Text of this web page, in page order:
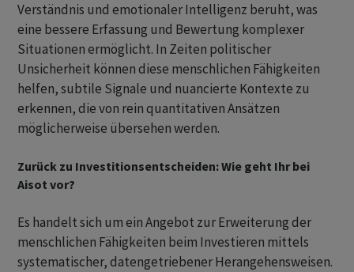
Verständnis und emotionaler Intelligenz beruht, was
eine bessere Erfassung und Bewertung komplexer
Situationen ermöglicht. In Zeiten politischer
Unsicherheit können diese menschlichen Fähigkeiten
helfen, subtile Signale und nuancierte Kontexte zu
erkennen, die von rein quantitativen Ansätzen
möglicherweise übersehen werden.
Zurück zu Investitionsentscheiden: Wie geht Ihr bei
Aisot vor?
Es handelt sich um ein Angebot zur Erweiterung der
menschlichen Fähigkeiten beim Investieren mittels
systematischer, datengetriebener Herangehensweisen.